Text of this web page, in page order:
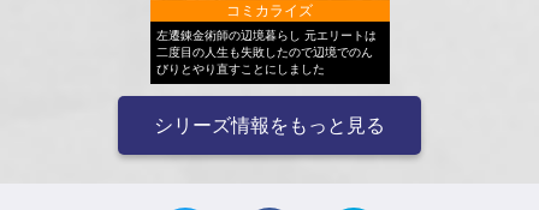
コミカライズ
左遷錬金術師の辺境暮らし 元エリートは
二度目の人生も失敗したので辺境でのん
びりとやり直すことにしました
シリーズ情報をもっと見る